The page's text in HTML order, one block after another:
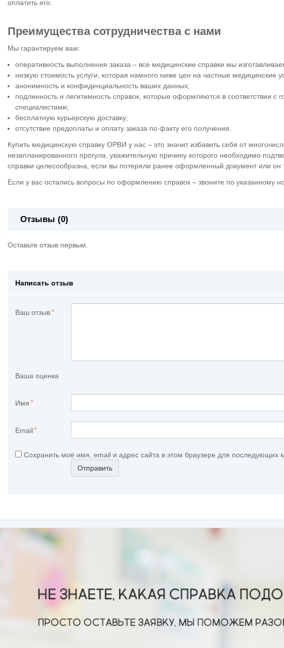
оплатить его.
Преимущества сотрудничества с нами
Мы гарантируем вам:
оперативность выполнения заказа – все медицинские справки мы
низкую стоимость услуги, которая намного ниже цен на частные медицинские
анонимность и конфиденциальность ваших данных;
подлинность и легитимность справок, которые оформляются в соответствии
специалистами;
бесплатную курьерскую доставку;
отсутствие предоплаты и оплату заказа по факту его получения.
Купить медицинскую справку ОРВИ у нас – это значит избавить себя от
незапланированного прогула, уважительную причину которого необходимо
справки целесообразна, если вы потеряли ранее оформленный документ или он
Если у вас остались вопросы по оформлению справок – звоните по указанному
Отзывы (0)
Оставьте отзыв первым.
Написать отзыв
Ваш отзыв
Ваша оценка
Имя
Email
Сохранить моё имя, email и адрес сайта в этом браузере для последующих
Отправить